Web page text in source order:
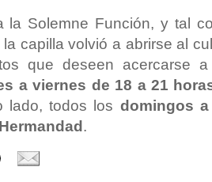
la Solemne Función, y tal
capilla volvió a abrirse al
que deseen acercarse
a viernes de 18 a 21
lado, todos los domingos
.